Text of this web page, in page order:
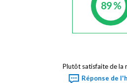
89 %
Plutôt satisfaite de la
Réponse de